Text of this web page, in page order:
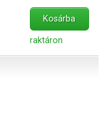
Kosárba
raktáron